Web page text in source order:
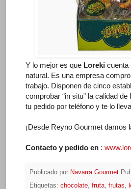
Y lo mejor es que Loreki cuenta
natural. Es una empresa
trabajo. Disponen de cinco
comprobar “in situ” la calidad
tu pedido por teléfono y te lo
¡Desde Reyno Gourmet damos
Contacto y pedido en :
Publicado por Navarra Gourmet
Etiquetas: chocolate, fruta, frutas,